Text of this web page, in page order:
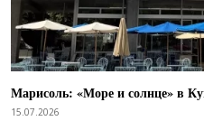
Марисоль: «Море и солнце» в
15.07.2026